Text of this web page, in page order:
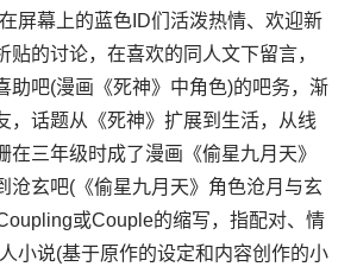
屏幕上的蓝色ID们活泼热情、欢迎新
贴的讨论，在喜欢的同人文下留言，
助吧(漫画《死神》中角色)的吧务，渐
，话题从《死神》扩展到生活，从线
在三年级时成了漫画《偷星九月天》
沧玄吧(《偷星九月天》角色沧月与玄
或Couple的缩写，指配对、情
小说(基于原作的设定和内容创作的小